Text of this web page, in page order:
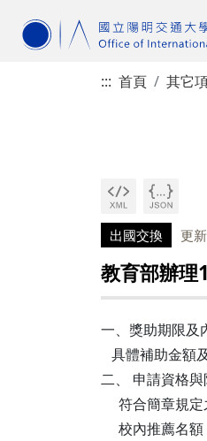
::: 首頁 其它
出國交換 更
教育部辦理
一、獎助期限及
具體補助金額
二、 申請資格與
符合簡章規定
校內推薦名額